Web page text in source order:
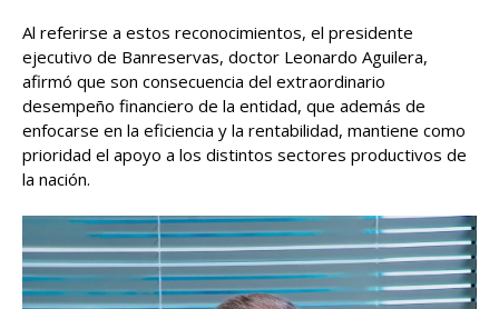
Al referirse a estos reconocimientos, el presidente
ejecutivo de Banreservas, doctor Leonardo Aguilera,
afirmó que son consecuencia del extraordinario
desempeño financiero de la entidad, que además de
enfocarse en la eficiencia y la rentabilidad, mantiene como
prioridad el apoyo a los distintos sectores productivos de
la nación.